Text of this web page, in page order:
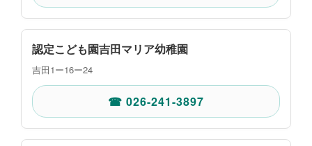
認定こども園吉田マリア幼稚園
吉田1ー16ー24
☎ 026-241-3897